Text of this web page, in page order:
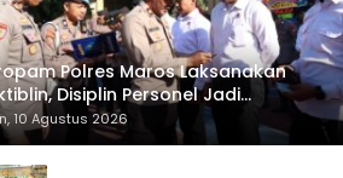
Polres Maros Laksanakan
Disiplin Personel Jadi
10 Agustus 2026